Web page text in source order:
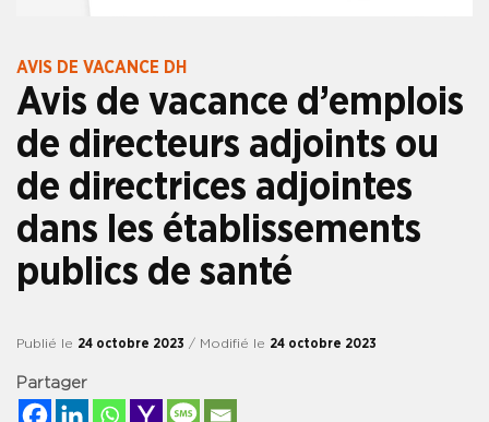
AVIS DE VACANCE DH
Avis de vacance d’emplois
de directeurs adjoints ou
de directrices adjointes
dans les établissements
publics de santé
Publié le 24 octobre 2023 / Modifié le 24 octobre 2023
Partager